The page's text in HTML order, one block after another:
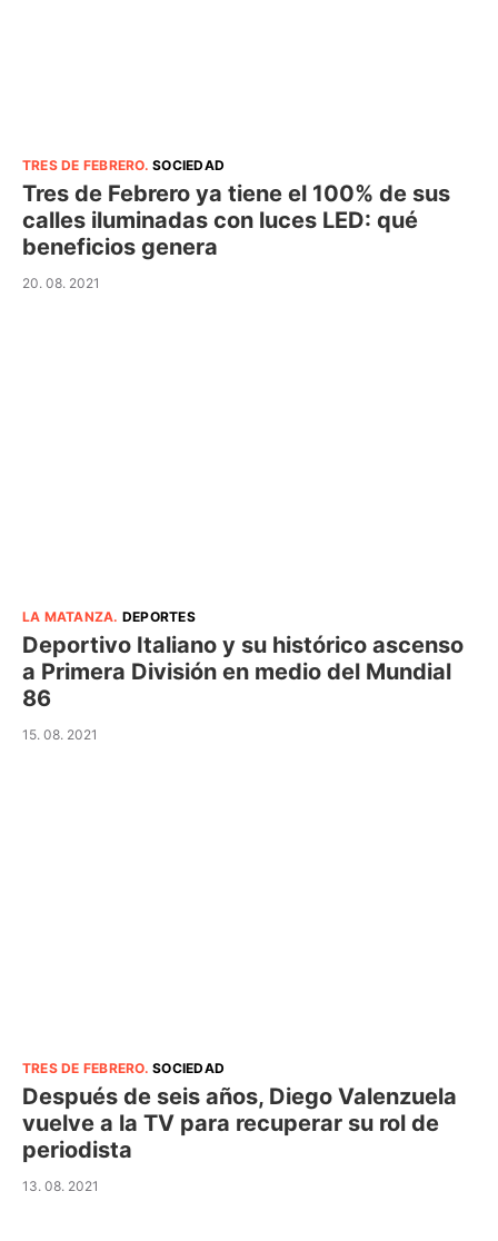
TRES DE FEBRERO.SOCIEDAD
Tres de Febrero ya tiene el 100% de sus
calles iluminadas con luces LED: qué
beneficios genera
20. 08. 2021
LA MATANZA. DEPORTES
Deportivo Italiano y su histórico ascenso
a Primera División en medio del Mundial
86
15. 08. 2021
TRES DE FEBRERO.SOCIEDAD
Después de seis años, Diego Valenzuela
vuelve a la TV para recuperar su rol de
periodista
13. 08. 2021